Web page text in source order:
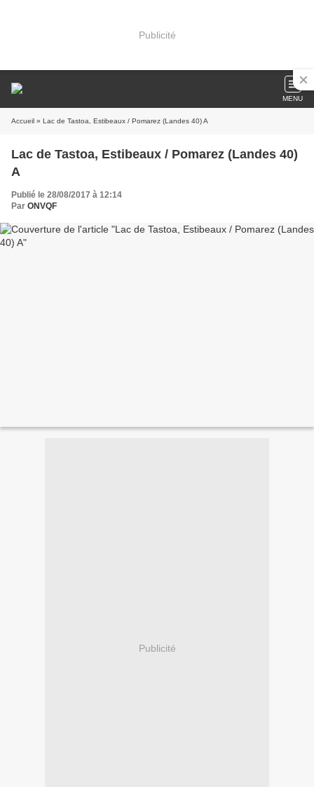
Publicité
MENU
Accueil » Lac de Tastoa, Estibeaux / Pomarez (Landes 40) A
Lac de Tastoa, Estibeaux / Pomarez (Landes 40)
A
Publié le 28/08/2017 à 12:14
Par ONVQF
Publicité